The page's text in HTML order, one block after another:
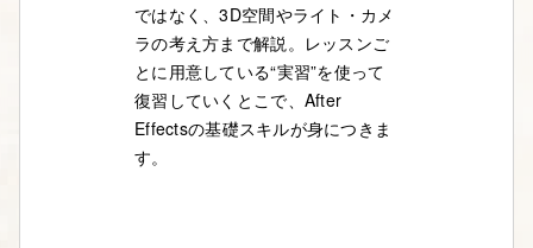
ではなく、3D空間やライト・カメ
ラの考え方まで解説。レッスンご
とに用意している“実習”を使って
復習していくとこで、After
Effectsの基礎スキルが身につきま
す。